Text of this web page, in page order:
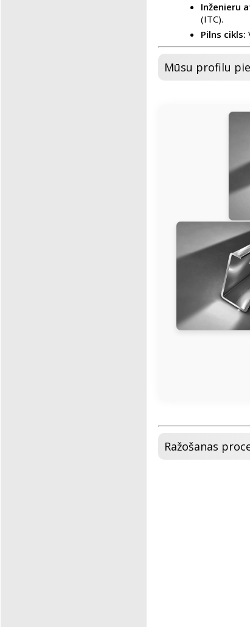
Inženieru
(ITC).
Pilns cikls:
Mūsu profilu
Ražošanas